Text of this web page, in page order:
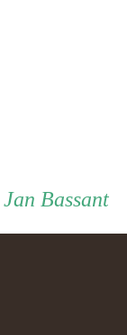
Vader
Jan Bassant